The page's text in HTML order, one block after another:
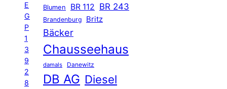
E
G
P
1
3
9
2
8
Blumen BR 112 BR 243
Brandenburg Britz
Bäcker
Chausseehaus
damals Danewitz
DB AG Diesel